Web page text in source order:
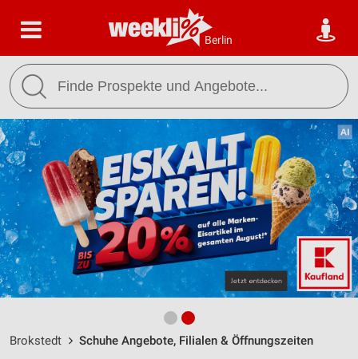
Berlin
Brokstedt Schuhe Angebote, Filialen & Öffnungszeiten